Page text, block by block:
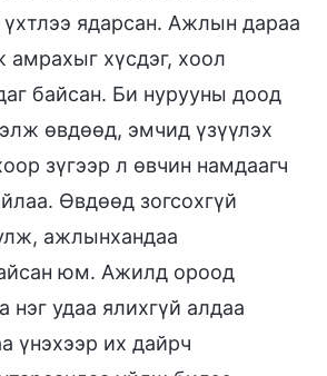
ядарсан. Ажлын дараа
амрахыг хүсдэг, хоол
байсан. Би нурууны доод
өвдөөд, эмчид үзүүлэх
зүгээр л өвчин намдаагч
Өвдөөд зогсохгүй
ажлынхандаа
юм. Ажилд ороод
нэг удаа ялихгүй алдаа
үнэхээр их дайрч